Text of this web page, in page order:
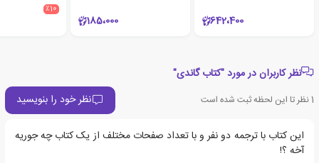
642،400 185،000
٪10
نظر کاربران در مورد "کتاب گاندی"
1نظر تا این لحظه ثبت شده است نظر خود را بنویسید
این کتاب با ترجمه دو نفر و با تعداد صفحات مختلف از یک کتاب چه جوریه
آخه ؟!